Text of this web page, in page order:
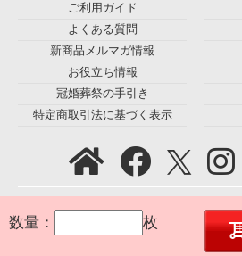
数量： 枚
ご利用ガイド
よくある質問
新商品メルマガ情報
お役立ち情報
冠婚葬祭の手引き
特定商取引法に基づく表示
お問合せ
採用
© 2005 Seiwa Co., Ltd. All